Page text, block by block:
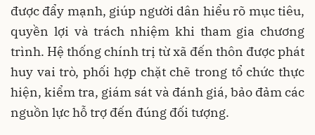
được đẩy mạnh, giúp người dân hiểu rõ mục tiêu,
quyền lợi và trách nhiệm khi tham gia chương
trình. Hệ thống chính trị từ xã đến thôn được phát
huy vai trò, phối hợp chặt chẽ trong tổ chức thực
hiện, kiểm tra, giám sát và đánh giá, bảo đảm các
nguồn lực hỗ trợ đến đúng đối tượng.